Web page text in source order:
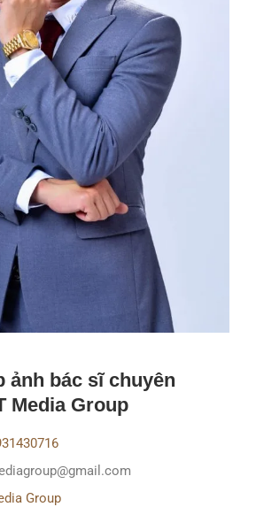
ảnh bác sĩchuyên
Media Group
Group